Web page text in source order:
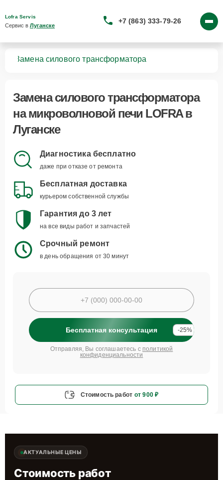
Lofra Servis
Сервис в Луганске
+7 (863) 333-79-26
Замена силового трансформатора
Замена силового трансформатора
на микроволновой печи LOFRA в
Луганске
Диагностика бесплатно
даже при отказе от ремонта
Бесплатная доставка
курьером собственной службы
Гарантия до 3 лет
на все виды работ и запчастей
Срочный ремонт
в день обращения от 30 минут
Бесплатная консультация -25%
Отправляя, Вы соглашаетесь с политикой
конфиденциальности
Стоимость работ от 900 ₽
АКТУАЛЬНЫЕ ЦЕНЫ
Стоимость работ